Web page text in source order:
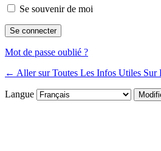
Se souvenir de moi
Mot de passe oublié ?
← Aller sur Toutes Les Infos Utiles Sur
Langue